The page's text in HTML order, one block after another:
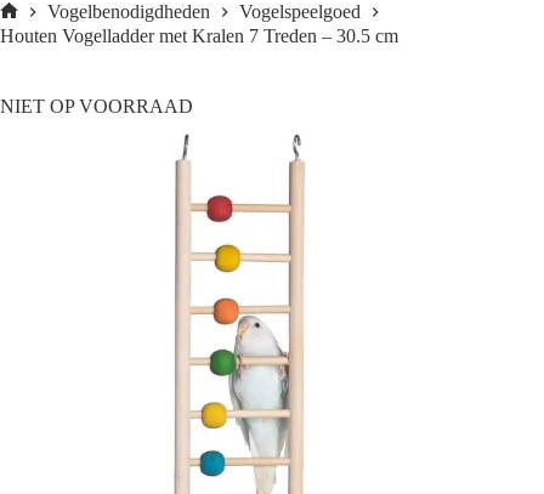
Home
Vogelbenodigdheden
Vogelspeelgoed
Houten Vogelladder met Kralen 7 Treden – 30.5 cm
NIET OP VOORRAAD